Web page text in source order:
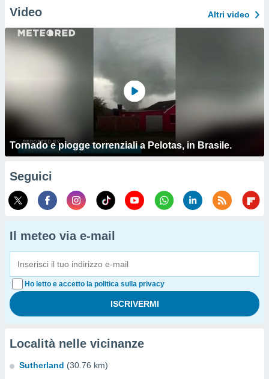
Video Altri video
Tornado e piogge torrenziali a Pelotas, in Brasile.
Seguici
Il meteo via e-mail
Ho letto e accetto la politica sulla privacy
Località nelle vicinanze
Sutherland (30.76 km)